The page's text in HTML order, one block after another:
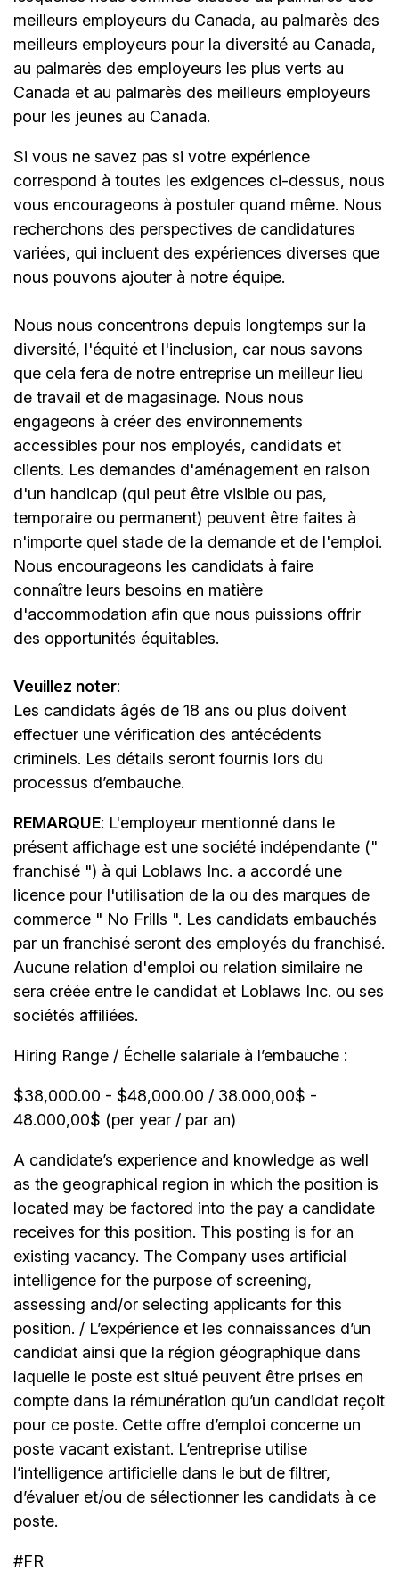
meilleurs employeurs du Canada, au palmarès des
meilleurs employeurs pour la diversité au Canada,
au palmarès des employeurs les plus verts au
Canada et au palmarès des meilleurs employeurs
pour les jeunes au Canada.
Si vous ne savez pas si votre expérience
correspond à toutes les exigences ci-dessus, nous
vous encourageons à postuler quand même. Nous
recherchons des perspectives de candidatures
variées, qui incluent des expériences diverses que
nous pouvons ajouter à notre équipe.
Nous nous concentrons depuis longtemps sur la
diversité, l'équité et l'inclusion, car nous savons
que cela fera de notre entreprise un meilleur lieu
de travail et de magasinage. Nous nous
engageons à créer des environnements
accessibles pour nos employés, candidats et
clients. Les demandes d'aménagement en raison
d'un handicap (qui peut être visible ou pas,
temporaire ou permanent) peuvent être faites à
n'importe quel stade de la demande et de l'emploi.
Nous encourageons les candidats à faire
connaître leurs besoins en matière
d'accommodation afin que nous puissions offrir
des opportunités équitables.
Veuillez noter:
Les candidats âgés de 18 ans ou plus doivent
effectuer une vérification des antécédents
criminels. Les détails seront fournis lors du
processus d’embauche.
REMARQUE: L'employeur mentionné dans le
présent affichage est une société indépendante ("
franchisé ") à qui Loblaws Inc. a accordé une
licence pour l'utilisation de la ou des marques de
commerce " No Frills ". Les candidats embauchés
par un franchisé seront des employés du franchisé.
Aucune relation d'emploi ou relation similaire ne
sera créée entre le candidat et Loblaws Inc. ou ses
sociétés affiliées.
Hiring Range / Échelle salariale à l’embauche :
$38,000.00 - $48,000.00 / 38.000,00$ -
48.000,00$ (per year / par an)
A candidate’s experience and knowledge as well
as the geographical region in which the position is
located may be factored into the pay a candidate
receives for this position. This posting is for an
existing vacancy. The Company uses artificial
intelligence for the purpose of screening,
assessing and/or selecting applicants for this
position. / L’expérience et les connaissances d’un
candidat ainsi que la région géographique dans
laquelle le poste est situé peuvent être prises en
compte dans la rémunération qu’un candidat reçoit
pour ce poste. Cette offre d’emploi concerne un
poste vacant existant. L’entreprise utilise
l’intelligence artificielle dans le but de filtrer,
d’évaluer et/ou de sélectionner les candidats à ce
poste.
#FR